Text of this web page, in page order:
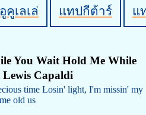
คูเลเล่ แทปกีต้าร์ แ
You Wait Hold Me While
Capaldi
time Losin' light, I'm missin' my
old us